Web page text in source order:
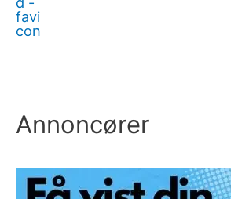
Annoncører